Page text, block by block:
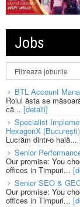
Jobs
BTL Account
Rolul ăsta se
că... [detalii]
Specialist
HexagonX (București)
Lucrăm dintr-o hală...
Senior
Our promise: You
offices in Timpuri...
Senior SEO &
Our promise: You
offices in Timpuri...